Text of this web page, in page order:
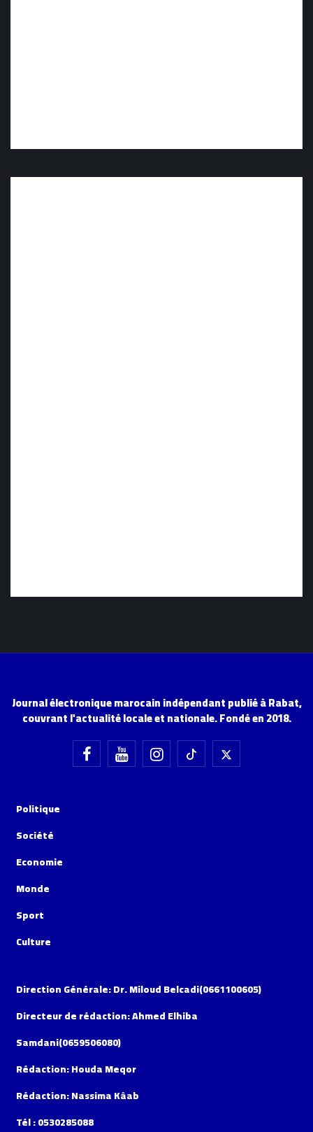
Journal électronique marocain indépendant publié à Rabat,
couvrant l'actualité locale et nationale. Fondé en 2018.
Politique
Société
Economie
Monde
Sport
Culture
Direction Générale: Dr. Miloud Belcadi(0661100605)
Directeur de rédaction: Ahmed Elhiba
Samdani(0659506080)
Rédaction: Houda Meqor
Rédaction: Nassima Kâab
Tél : 0530285088